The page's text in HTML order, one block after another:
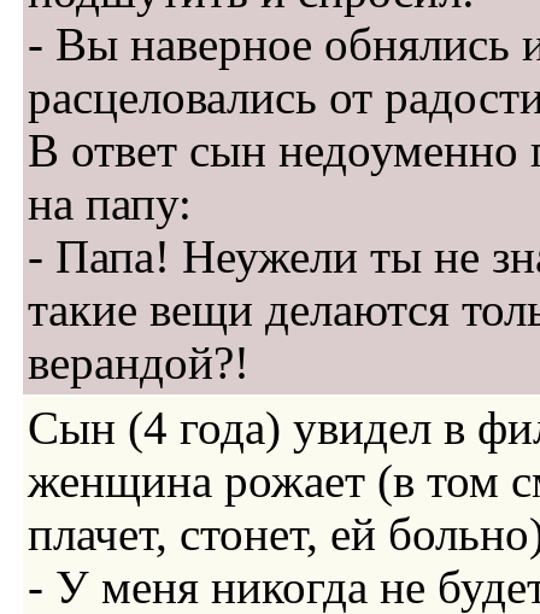
- Вы наверное обнялись
расцеловались от
В ответ сын недоуменно
на папу:
- Папа! Неужели ты не
такие вещи делаются
верандой?!
Сын (4 года) увидел в
женщина рожает (в том
плачет, стонет, ей
- У меня никогда не